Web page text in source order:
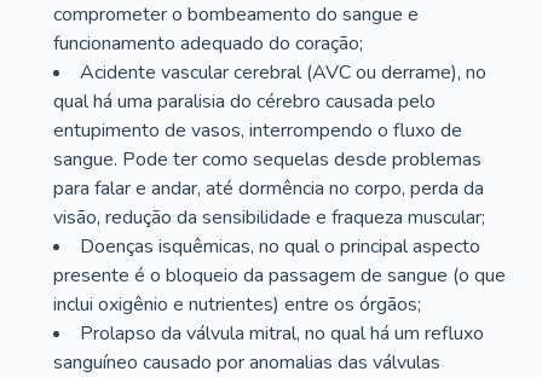
comprometer o bombeamento do sangue e
funcionamento adequado do coração;
Acidente vascular cerebral (AVC ou derrame), no
qual há uma paralisia do cérebro causada pelo
entupimento de vasos, interrompendo o fluxo de
sangue. Pode ter como sequelas desde problemas
para falar e andar, até dormência no corpo, perda da
visão, redução da sensibilidade e fraqueza muscular;
Doenças isquêmicas, no qual o principal aspecto
presente é o bloqueio da passagem de sangue (o que
inclui oxigênio e nutrientes) entre os órgãos;
Prolapso da válvula mitral, no qual há um refluxo
sanguíneo causado por anomalias das válvulas